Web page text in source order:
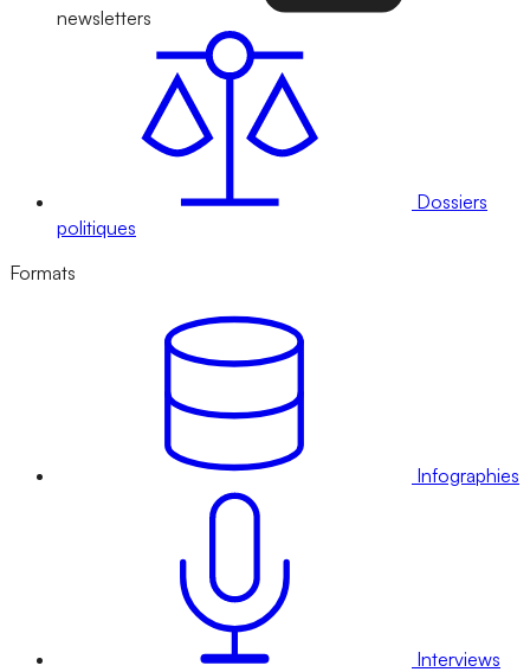
newsletters
Dossiers
politiques
Formats
Infographies
Interviews